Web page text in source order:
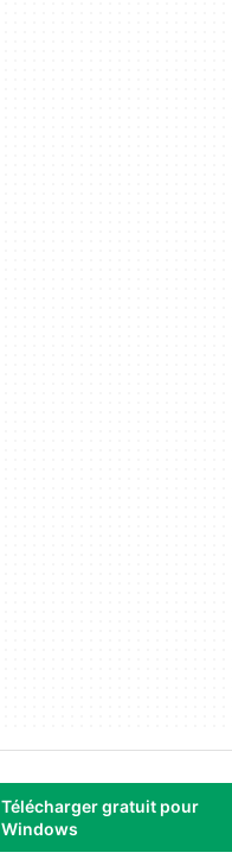
Télécharger gratuit pour
Windows